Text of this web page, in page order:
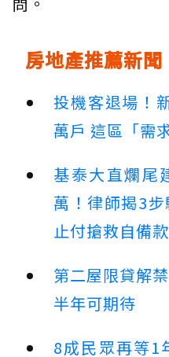
房地產推薦新聞
投機客退場！
萬戶 這區「需
基泰大直爛尾
萬！律師揭3
止付搶救自備款
第二屋限貸解
半年可期待
8成民眾再等1